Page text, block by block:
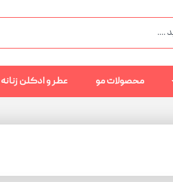
محصولات مو عطر و ادکلن زنانه